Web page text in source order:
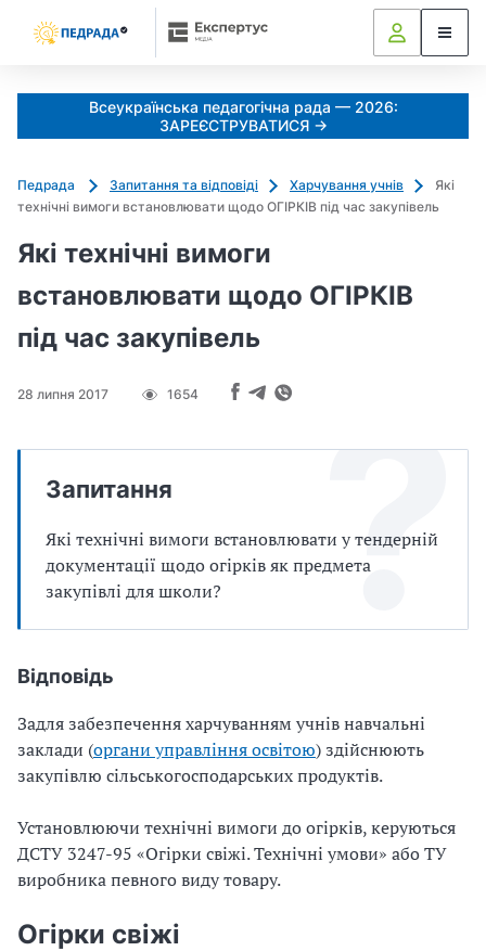
Всеукраїнська педагогічна рада — 2026:
ЗАРЕЄСТРУВАТИСЯ →
Педрада Запитання та відповіді Харчування учнів
Які
технічні вимоги встановлювати щодо ОГІРКІВ під час закупівель
Які технічні вимоги
встановлювати щодо ОГІРКІВ
під час закупівель
28 липня 2017 1654
Запитання
Які технічні вимоги встановлювати у тендерній
документації щодо огірків як предмета
закупівлі для школи?
Відповідь
Задля забезпечення харчуванням учнів навчальні
заклади (органи управління освітою) здійснюють
закупівлю сільськогосподарських продуктів.
Установлюючи технічні вимоги до огірків, керуються
ДСТУ 3247-95 «Огірки свіжі. Технічні умови» або ТУ
виробника певного виду товару.
Огірки свіжі